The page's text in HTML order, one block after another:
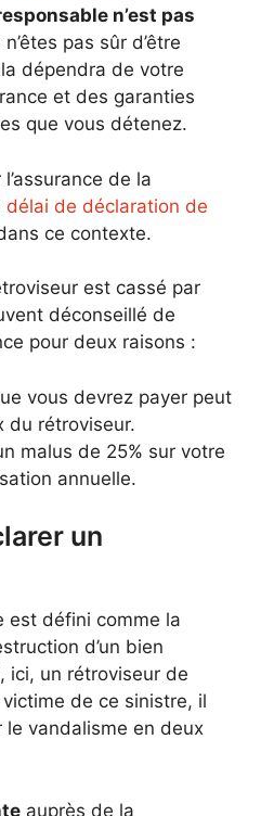
n’est pas
pas sûr d’être
dépendra de votre
et des garanties
que vous détenez.
de la
délai de déclaration de
ce contexte.
est cassé par
déconseillé de
pour deux raisons :
vous devrez payer peut
du rétroviseur.
malus de 25% sur votre
annuelle.
un
est défini comme la
d’un bien
ici, un rétroviseur de
de ce sinistre, il
vandalisme en deux
auprès de la